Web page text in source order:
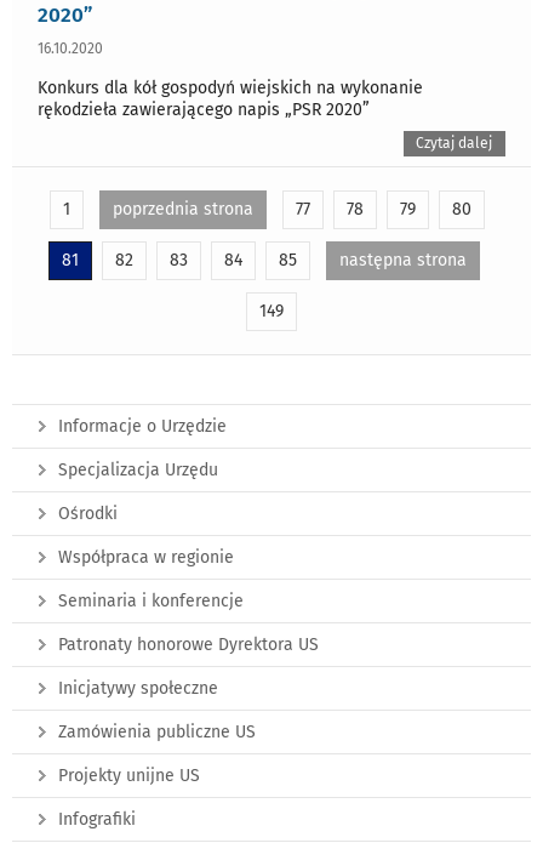
2020”
16.10.2020
Konkurs dla kół gospodyń wiejskich na wykonanie
rękodzieła zawierającego napis „PSR 2020”
Czytaj dalej
1 poprzednia strona 77 78 79 80
81 82 83 84 85 następna strona
149
Informacje o Urzędzie
Specjalizacja Urzędu
Ośrodki
Współpraca w regionie
Seminaria i konferencje
Patronaty honorowe Dyrektora US
Inicjatywy społeczne
Zamówienia publiczne US
Projekty unijne US
Infografiki